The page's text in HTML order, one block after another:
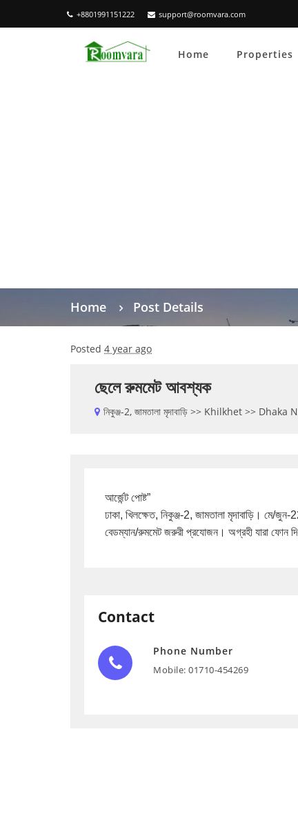
+8801991151222 support@roomvara.com
Home Properties
Home Post Details
Posted 4 year ago
ছেলে রুমমেট আবশ্যক
নিকুঞ্জ-2, জামতালা মৃদাবাড়ি >> Khilkhet >>
আর্জেন্ট পোষ্ট”
ঢাকা, খিলক্ষেত, নিকুঞ্জ-2, জামতালা মৃদাবাড়ি। মে/
বেডম্যান/রুমমেট জরুরী প্রযোজন। অগ্রহী যারা
Contact
Phone Number
Mobile: 01710-454269